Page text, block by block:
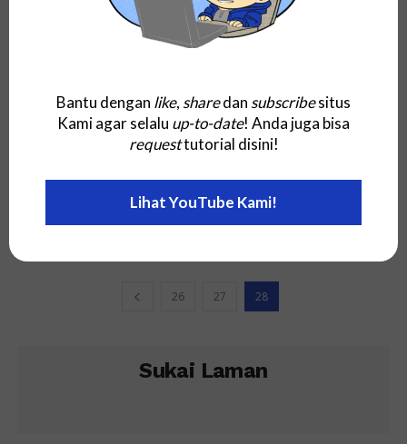
Remote Deposit Capture (RDC)
26 27 28
Sukai Laman
Bantu dengan like, sharedan subscribesitus
Kami agar selalu up-to-date! Anda juga bisa
requesttutorial disini!
Lihat YouTube Kami!